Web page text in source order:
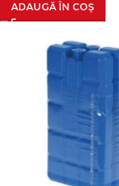
ADAUGĂ ÎN COȘ